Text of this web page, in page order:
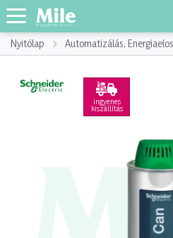
Nyitólap Automatizálás,
ingyenes
kiszállítás